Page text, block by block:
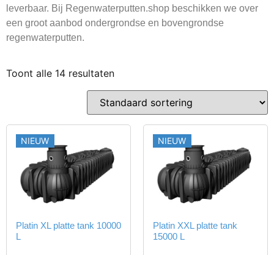
leverbaar. Bij Regenwaterputten.shop beschikken we over
een groot aanbod ondergrondse en bovengrondse
regenwaterputten.
Toont alle 14 resultaten
NIEUW
Platin XL platte tank 10000
L
NIEUW
Platin XXL platte tank
15000 L